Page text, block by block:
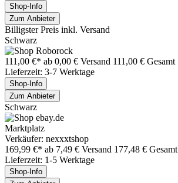
Shop-Info
Zum Anbieter
Billigster Preis inkl. Versand
Schwarz
111,00 €* ab 0,00 € Versand 111,00 € Gesamt
Lieferzeit: 3-7 Werktage
Shop-Info
Zum Anbieter
Schwarz
Marktplatz
Verkäufer: nexxxtshop
169,99 €* ab 7,49 € Versand 177,48 € Gesamt
Lieferzeit: 1-5 Werktage
Shop-Info